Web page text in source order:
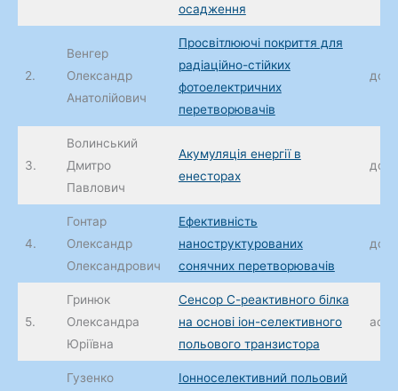
осадження
2.
Венгер
Олександр
Анатолійович
Просвітлюючі покриття для
радіаційно-стійких
фотоелектричних
перетворювачів
3.
Волинський
Дмитро
Павлович
Акумуляція енергії в
енесторах
4.
Гонтар
Олександр
Олександрович
Ефективність
наноструктурованих
сонячних перетворювачів
5.
Гринюк
Олександра
Юріївна
Сенсор С-реактивного білка
на основі іон-селективного
польового транзистора
Гузенко
Іонноселективний польовий